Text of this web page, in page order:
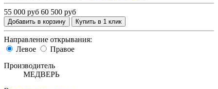
55 000 руб 60 500 руб
Добавить в корзину Купить в 1 клик
Направление открывания:
Левое
Правое
Производитель
МЕДВЕРЬ